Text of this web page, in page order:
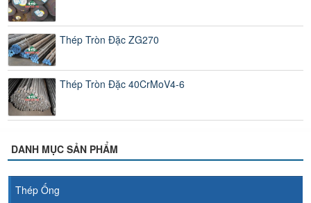
Thép Tròn Đặc ZG270
Thép Tròn Đặc 40CrMoV4-6
DANH MỤC SẢN PHẨM
Thép Ống